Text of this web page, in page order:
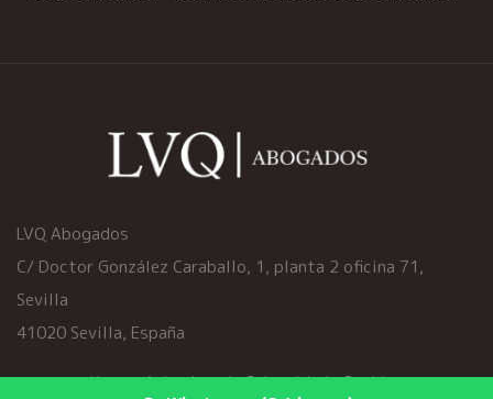
LVQ Abogados
C/ Doctor González Caraballo, 1, planta 2 oficina 71,
Sevilla
41020 Sevilla, España
Home·Aviso Legal·Privacidad·Cookies